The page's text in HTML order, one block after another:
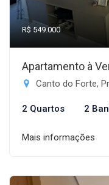
R$ 549.000
Apartamento à
Canto do Forte,
2 Quartos 2
Mais informações